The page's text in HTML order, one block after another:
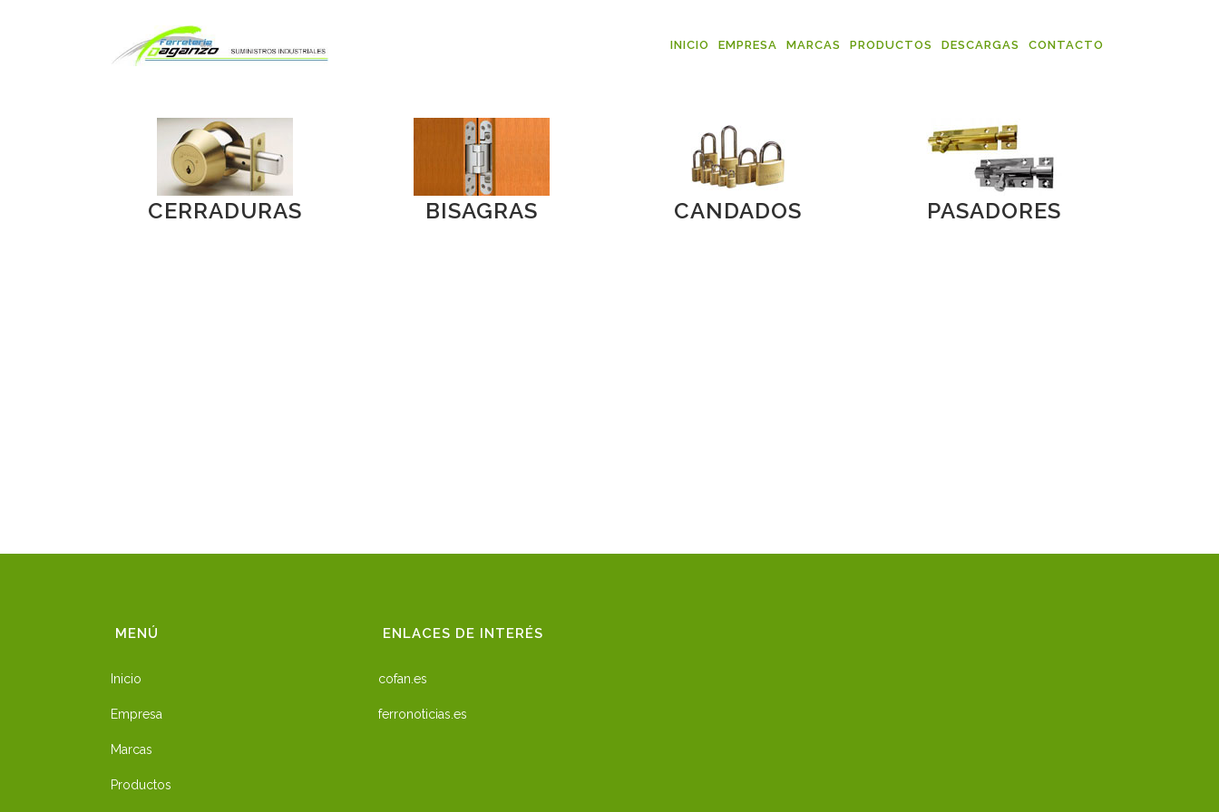
INICIO EMPRESA MARCAS PRODUCTOS DESCARGAS CONTACTO
CERRADURAS BISAGRAS CANDADOS PASADORES
MENÚ
Inicio
Empresa
Marcas
Productos
ENLACES DE INTERÉS
cofan.es
ferronoticias.es